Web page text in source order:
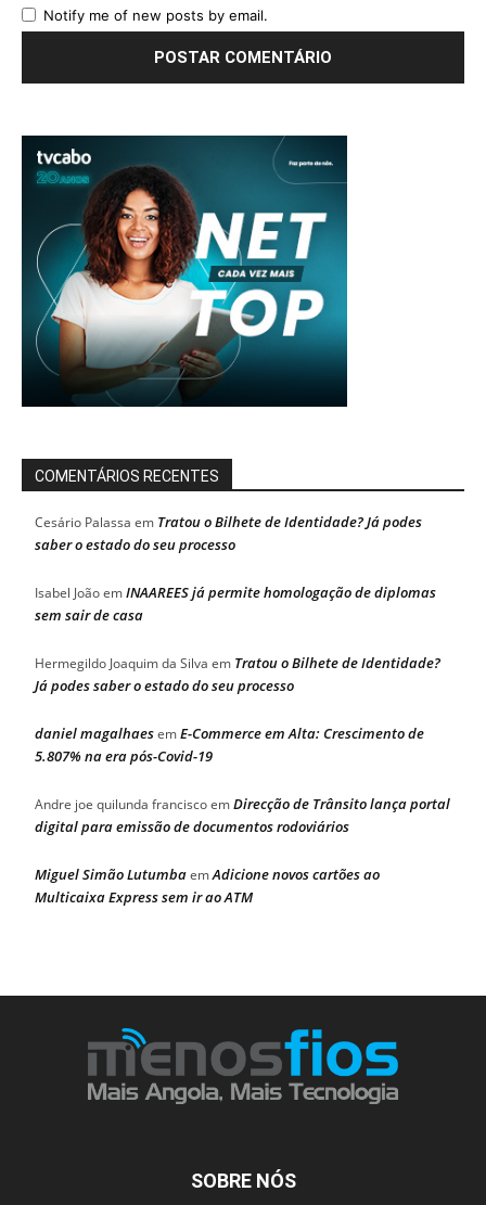
Notify me of new posts by email.
COMENTÁRIOS RECENTES
Cesário Palassa em Tratou o Bilhete de Identidade? Já podes
saber o estado do seu processo
Isabel JoãoemINAAREES já permite homologação de diplomas
sem sair de casa
Hermegildo Joaquim da Silva em Tratou o Bilhete de Identidade?
Já podes saber o estado do seu processo
daniel magalhaesemE-Commerce em Alta: Crescimento de
5.807% na era pós-Covid-19
Andre joe quilunda franciscoemDirecção de Trânsito lança portal
digital para emissão de documentos rodoviários
Miguel Simão LutumbaemAdicione novos cartões ao
Multicaixa Express sem ir ao ATM
SOBRE NÓS